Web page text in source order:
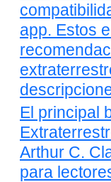
app. Estos
El principal
Arthur C.
para